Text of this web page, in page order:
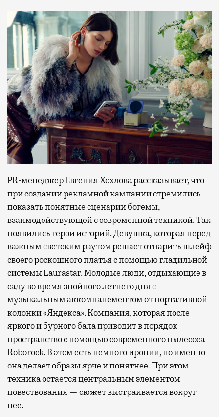
PR-менеджер Евгения Хохлова рассказывает, что
при создании рекламной кампании стремились
показать понятные сценарии богемы,
взаимодействующей с современной техникой. Так
появились герои историй. Девушка, которая перед
важным светским раутом решает отпарить шлейф
своего роскошного платья с помощью гладильной
системы Laurastar. Молодые люди, отдыхающие в
саду во время знойного летнего дня с
музыкальным аккомпанементом от портативной
колонки «Яндекса». Компания, которая после
яркого и бурного бала приводит в порядок
пространство с помощью современного пылесоса
Roborock. В этом есть немного иронии, но именно
она делает образы ярче и понятнее. При этом
техника остается центральным элементом
повествования — сюжет выстраивается вокруг
нее.